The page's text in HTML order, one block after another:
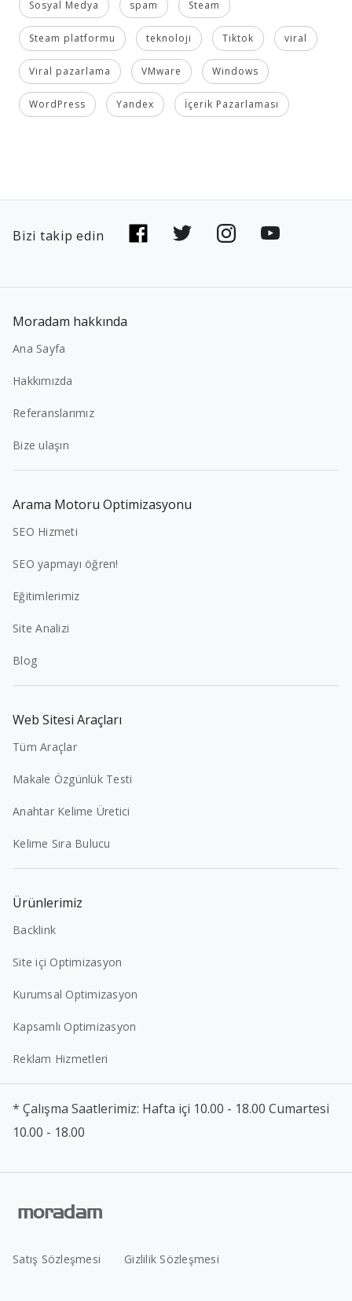
Sosyal Medya spam Steam
Steam platformu teknoloji Tiktok viral
Viral pazarlama VMware Windows
WordPress Yandex İçerik Pazarlaması
Bizi takip edin
Moradam hakkında
Ana Sayfa
Hakkımızda
Referanslarımız
Bize ulaşın
Arama Motoru Optimizasyonu
SEO Hizmeti
SEO yapmayı öğren!
Eğitimlerimiz
Site Analizi
Blog
Web Sitesi Araçları
Tüm Araçlar
Makale Özgünlük Testi
Anahtar Kelime Üretici
Kelime Sıra Bulucu
Ürünlerimiz
Backlink
Site içi Optimizasyon
Kurumsal Optimizasyon
Kapsamlı Optimizasyon
Reklam Hizmetleri
* Çalışma Saatlerimiz: Hafta içi 10.00 - 18.00 Cumartesi
10.00 - 18.00
Satış Sözleşmesi Gizlilik Sözleşmesi